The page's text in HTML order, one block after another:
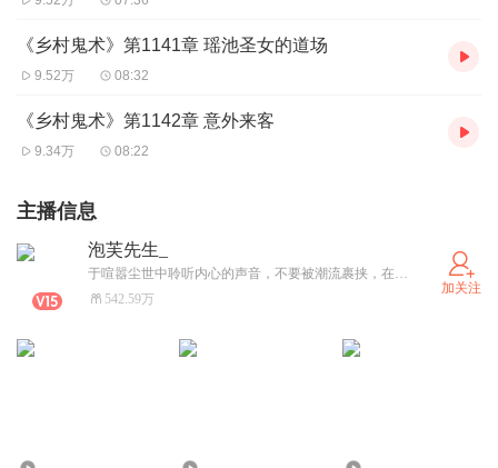
《乡村鬼术》第1141章 瑶池圣女的道场
9.52万 08:32
《乡村鬼术》第1142章 意外来客
9.34万 08:22
主播信息
泡芙先生_
于喧嚣尘世中聆听内心的声音，不要被潮流裹挟，在逐梦路上，一边积攒力量，一边邂逅成长，做自己人生的掌舵者 ，向着心中的灯塔坚定前行。希望你喜欢清晨透过树叶的第一缕阳光，也爱夜晚街头亮起的璀璨灯火，生活的美藏在细微之处，等你俯身去发现 。 实名信息：蒋天奇
542.59万
加关注